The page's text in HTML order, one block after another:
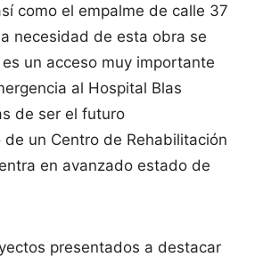
como el empalme de calle 37
necesidad de esta obra se
un acceso muy importante
al Hospital Blas
de ser el futuro
de un Centro de Rehabilitación
en avanzado estado de
presentados a destacar